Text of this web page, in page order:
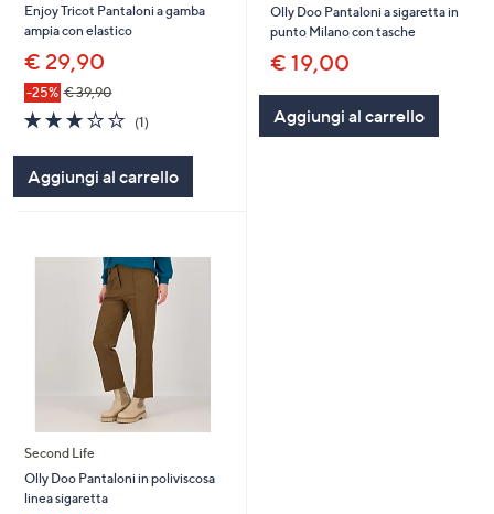
Enjoy Tricot Pantaloni a gamba
ampia con elastico
€ 29,90
-25% € 39,90
3.0
of
5
Stars
(1)
Aggiungi al carrello
Olly Doo Pantaloni a sigaretta in
punto Milano con tasche
€ 19,00
Aggiungi al carrello
Second Life
Olly Doo Pantaloni in poliviscosa
linea sigaretta